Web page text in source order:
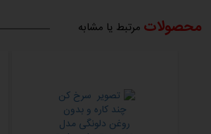
محصولات مرتبط یا مشابه